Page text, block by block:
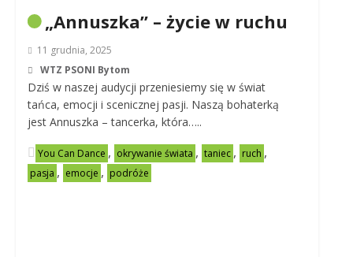
„Annuszka” – życie w ruchu
11 grudnia, 2025
WTZ PSONI Bytom
Dziś w naszej audycji przeniesiemy się w świat
tańca, emocji i scenicznej pasji. Naszą bohaterką
jest Annuszka – tancerka, która…..
You Can Dance , okrywanie świata , taniec , ruch ,
pasja , emocje , podróże